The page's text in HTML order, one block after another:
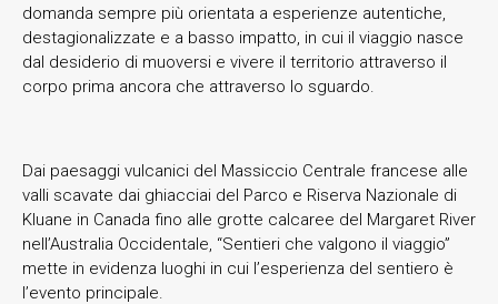
domanda sempre più orientata a esperienze autentiche,
destagionalizzate e a basso impatto, in cui il viaggio nasce
dal desiderio di muoversi e vivere il territorio attraverso il
corpo prima ancora che attraverso lo sguardo.
Dai paesaggi vulcanici del Massiccio Centrale francese alle
valli scavate dai ghiacciai del Parco e Riserva Nazionale di
Kluane in Canada fino alle grotte calcaree del Margaret River
nell’Australia Occidentale, “Sentieri che valgono il viaggio”
mette in evidenza luoghi in cui l’esperienza del sentiero è
l’evento principale.